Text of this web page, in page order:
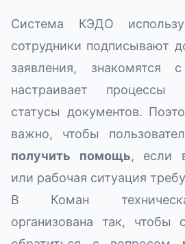
Система КЭДО
сотрудники подписывают
заявления, знакомятся
настраивает процессы
статусы документов.
важно, чтобы
получить помощь, если
или рабочая ситуация
В Коман
организована так, чтобы